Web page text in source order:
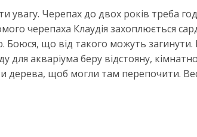
увагу. Черепах до двох років треба
черепаха Клаудія захоплюється
Боюся, що від такого можуть
акваріума беру відстояну,
дерева, щоб могли там перепочити.